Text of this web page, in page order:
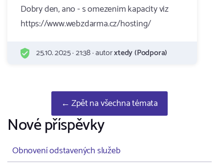
Dobry den, ano - s omezenim kapacity viz
https://www.webzdarma.cz/hosting/
25.10. 2025 · 21:38 · autorxtedy (Podpora)
← Zpět na všechna témata
Nové příspěvky
Obnovení odstavených služeb